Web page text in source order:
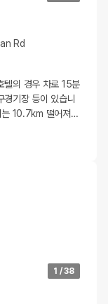
Rd
텔의 경우 차로 15분
기장 등이 있습니
는 10.7km 떨어져…
1 /38